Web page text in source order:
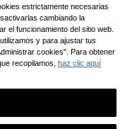
1
estrictamente necesarias
cambiando la
el funcionamiento del sitio web.
y para ajustar tus
cookies". Para obtener
recopilamos, haz clic aquí